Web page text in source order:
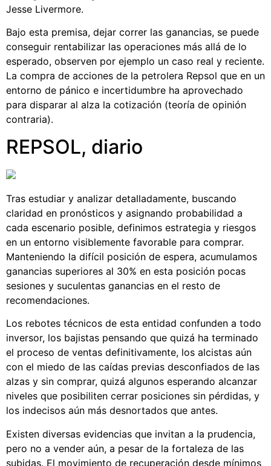
Jesse Livermore.
Bajo esta premisa, dejar correr las ganancias, se puede
conseguir rentabilizar las operaciones más allá de lo
esperado, observen por ejemplo un caso real y reciente.
La compra de acciones de la petrolera Repsol que en un
entorno de pánico e incertidumbre ha aprovechado
para disparar al alza la cotización (teoría de opinión
contraria).
REPSOL, diario
Tras estudiar y analizar detalladamente, buscando
claridad en pronósticos y asignando probabilidad a
cada escenario posible, definimos estrategia y riesgos
en un entorno visiblemente favorable para comprar.
Manteniendo la difícil posición de espera, acumulamos
ganancias superiores al 30% en esta posición pocas
sesiones y suculentas ganancias en el resto de
recomendaciones.
Los rebotes técnicos de esta entidad confunden a todo
inversor, los bajistas pensando que quizá ha terminado
el proceso de ventas definitivamente, los alcistas aún
con el miedo de las caídas previas desconfiados de las
alzas y sin comprar, quizá algunos esperando alcanzar
niveles que posibiliten cerrar posiciones sin pérdidas, y
los indecisos aún más desnortados que antes.
Existen diversas evidencias que invitan a la prudencia,
pero no a vender aún, a pesar de la fortaleza de las
subidas. El movimiento de recuperación desde mínimos